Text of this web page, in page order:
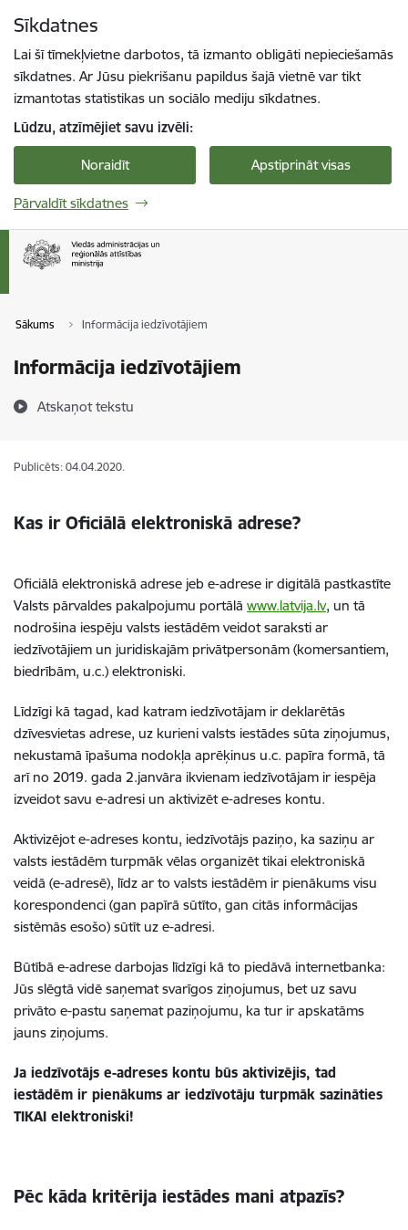
Sīkdatnes
Lai šī tīmekļvietne darbotos, tā izmanto obligāti nepieciešamās
sīkdatnes. Ar Jūsu piekrišanu papildus šajā vietnē var tikt
izmantotas statistikas un sociālo mediju sīkdatnes.
Lūdzu, atzīmējiet savu izvēli:
Noraidīt Apstiprināt visas
Pārvaldīt sīkdatnes
Sākums Informācija iedzīvotājiem
Informācija iedzīvotājiem
Atskaņot tekstu
Publicēts: 04.04.2020.
Kas ir Oficiālā elektroniskā adrese?
Oficiālā elektroniskā adrese jeb e-adrese ir digitālā pastkastīte
Valsts pārvaldes pakalpojumu portālā www.latvija.lv, un tā
nodrošina iespēju valsts iestādēm veidot saraksti ar
iedzīvotājiem un juridiskajām privātpersonām (komersantiem,
biedrībām, u.c.) elektroniski.
Līdzīgi kā tagad, kad katram iedzīvotājam ir deklarētās
dzīvesvietas adrese, uz kurieni valsts iestādes sūta ziņojumus,
nekustamā īpašuma nodokļa aprēķinus u.c. papīra formā, tā
arī no 2019. gada 2.janvāra ikvienam iedzīvotājam ir iespēja
izveidot savu e-adresi un aktivizēt e-adreses kontu.
Aktivizējot e-adreses kontu, iedzīvotājs paziņo, ka saziņu ar
valsts iestādēm turpmāk vēlas organizēt tikai elektroniskā
veidā (e-adresē), līdz ar to valsts iestādēm ir pienākums visu
korespondenci (gan papīrā sūtīto, gan citās informācijas
sistēmās esošo) sūtīt uz e-adresi.
Būtībā e-adrese darbojas līdzīgi kā to piedāvā internetbanka:
Jūs slēgtā vidē saņemat svarīgos ziņojumus, bet uz savu
privāto e-pastu saņemat paziņojumu, ka tur ir apskatāms
jauns ziņojums.
Ja iedzīvotājs e-adreses kontu būs aktivizējis, tad
iestādēm ir pienākums ar iedzīvotāju turpmāk sazināties
TIKAI elektroniski!
Pēc kāda kritērija iestādes mani atpazīs?